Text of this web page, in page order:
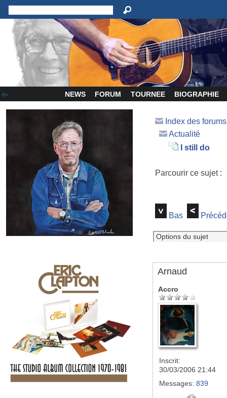
NEWS FORUM TOURNEE BIOGRAPHIE
Index des
Actualité
I still do
Parcourir ce sujet
Bas
Arnaud
Accro
Inscrit:
30/03/2006 21:44
Messages: 839